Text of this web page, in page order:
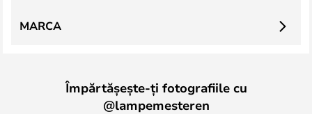
MARCA
Împărtășește-ți fotografiile cu
@lampemesteren